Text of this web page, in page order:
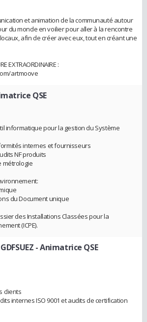
et animation de la communauté autour
du monde en voilier pour aller à la rencontre
afin de créer avec eux, tout en créant une
EXTRAORDINAIRE :
artmoove
QSE
informatique pour la gestion du Système
internes et fournisseurs
NF produits
métrologie
du Document unique
des Installations Classées pour la
(ICPE).
- Animatrice QSE
clients
internes ISO 9001 et audits de certification